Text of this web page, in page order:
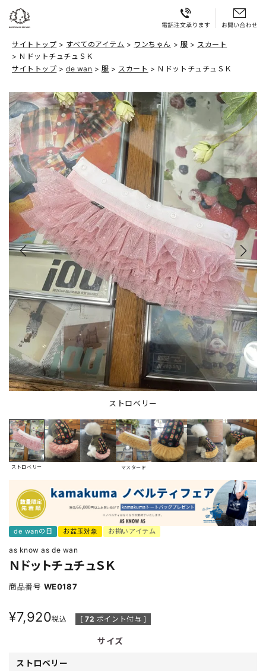
サイトトップ すべてのアイテム ワンちゃん 服
スカート
ＮドットチュチュＳＫ
サイトトップ
de wan 服 スカート ＮドットチュチュＳＫ
ストロベリー
ストロベリー マスタード
de wanの日 お盆玉対象 お揃いアイテム
as know as de wan
ＮドットチュチュＳＫ
商品番号 WE0187
¥7,920税込 [ 72 ポイント付与 ]
サイズ
ストロベリー